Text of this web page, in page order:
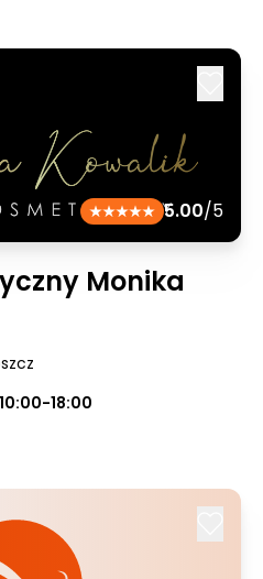
5.00/5
Monika
10:00-18:00